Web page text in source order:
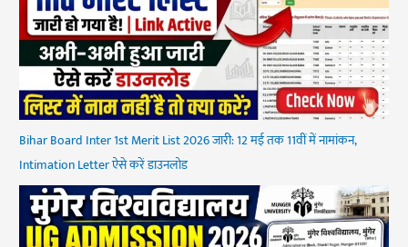
Bihar Board Inter 1st Merit List 2026 जारी: 12 मई तक 11वीं में नामांकन,
Intimation Letter ऐसे करें डाउनलोड